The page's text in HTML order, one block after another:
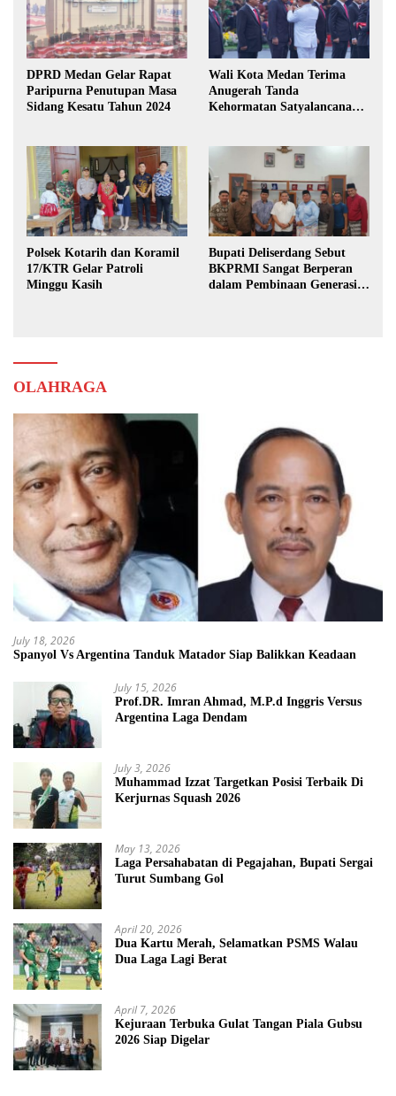
DPRD Medan Gelar Rapat
Paripurna Penutupan Masa
Sidang Kesatu Tahun 2024
Wali Kota Medan Terima
Anugerah Tanda
Kehormatan Satyalancana
Polsek Kotarih dan Koramil
17/KTR Gelar Patroli
Minggu Kasih
Bupati Deliserdang Sebut
BKPRMI Sangat Berperan
dalam Pembinaan Generasi
OLAHRAGA
July 18, 2026
Spanyol Vs Argentina Tanduk Matador Siap Balikkan Keadaan
July 15, 2026
Prof.DR. Imran Ahmad, M.P.d Inggris Versus
Argentina Laga Dendam
July 3, 2026
Muhammad Izzat Targetkan Posisi Terbaik Di
Kerjurnas Squash 2026
May 13, 2026
Laga Persahabatan di Pegajahan, Bupati Sergai
Turut Sumbang Gol
April 20, 2026
Dua Kartu Merah, Selamatkan PSMS Walau
Dua Laga Lagi Berat
April 7, 2026
Kejuraan Terbuka Gulat Tangan Piala Gubsu
2026 Siap Digelar